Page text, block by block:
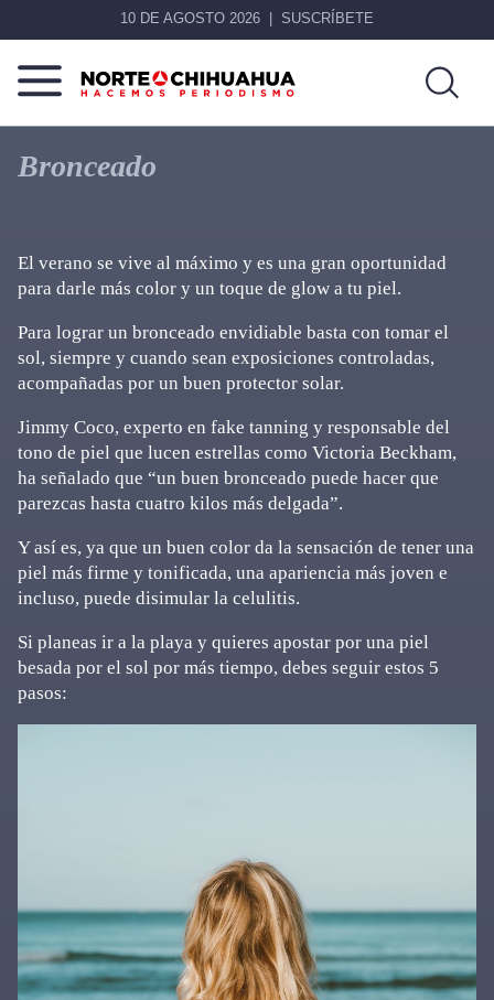
10 DE AGOSTO 2026 SUSCRÍBETE
Norte
Chihuahua
Más
que
noticias,
Bronceado
El verano se vive al máximo y es una gran oportunidad
para darle más color y un toque de glow a tu piel.
Para lograr un bronceado envidiable basta con tomar el
sol, siempre y cuando sean exposiciones controladas,
acompañadas por un buen protector solar.
Jimmy Coco, experto en fake tanning y responsable del
tono de piel que lucen estrellas como Victoria Beckham,
ha señalado que “un buen bronceado puede hacer que
parezcas hasta cuatro kilos más delgada”.
Y así es, ya que un buen color da la sensación de tener una
piel más firme y tonificada, una apariencia más joven e
incluso, puede disimular la celulitis.
Si planeas ir a la playa y quieres apostar por una piel
besada por el sol por más tiempo, debes seguir estos 5
pasos: